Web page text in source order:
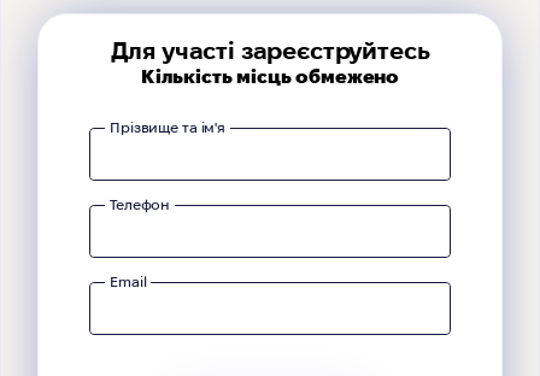
Для участі зареєструйтесь
Кількість місць обмежено
Прізвище та ім'я
Телефон
Email